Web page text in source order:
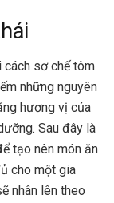
cách sơ chế tôm
những nguyên
hương vị của
Sau đây là
tạo nên món ăn
cho một gia
nhân lên theo